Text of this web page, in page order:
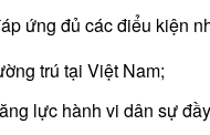
ứng đủ các điểu kiện
trú tại Việt Nam;
lực hành vi dân sự